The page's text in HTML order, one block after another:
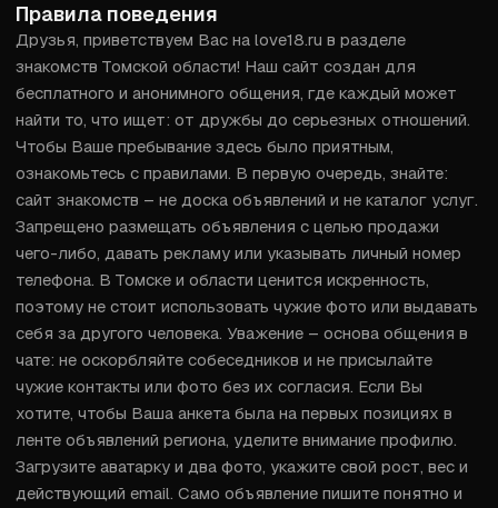
Правила поведения
Друзья, приветствуем Вас на love18.ru в разделе
знакомств Томской области! Наш сайт создан для
бесплатного и анонимного общения, где каждый может
найти то, что ищет: от дружбы до серьезных отношений.
Чтобы Ваше пребывание здесь было приятным,
ознакомьтесь с правилами. В первую очередь, знайте:
сайт знакомств – не доска объявлений и не каталог услуг.
Запрещено размещать объявления с целью продажи
чего-либо, давать рекламу или указывать личный номер
телефона. В Томске и области ценится искренность,
поэтому не стоит использовать чужие фото или выдавать
себя за другого человека. Уважение – основа общения в
чате: не оскорбляйте собеседников и не присылайте
чужие контакты или фото без их согласия. Если Вы
хотите, чтобы Ваша анкета была на первых позициях в
ленте объявлений региона, уделите внимание профилю.
Загрузите аватарку и два фото, укажите свой рост, вес и
действующий email. Само объявление пишите понятно и